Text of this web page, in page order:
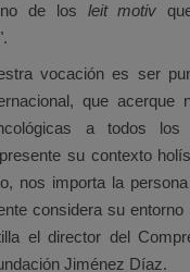
de los leit motiv
vocación es ser
que acerque
a todos los
su contexto
nos importa la
considera su
el director del
Jiménez Díaz.